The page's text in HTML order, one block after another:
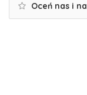
Oceń nas i